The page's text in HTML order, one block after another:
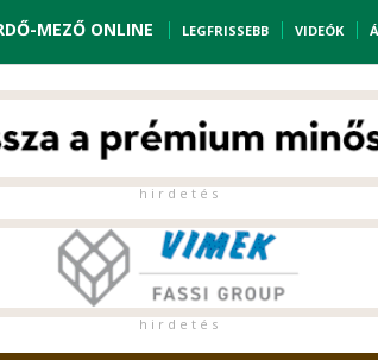
MEZŐ ONLINE LEGFRISSEBB VIDEÓK
h i r d e t é s
h i r d e t é s